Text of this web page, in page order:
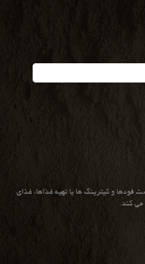
فودها و كیترینگ ها یا تهیه غذاها، غذای
كند.